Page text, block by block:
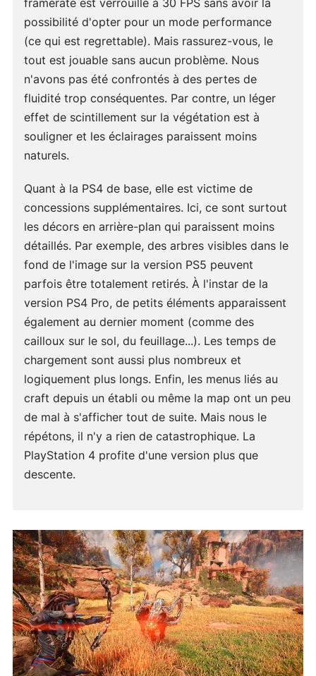
framerate est verrouillé à 30 FPS sans avoir la
possibilité d'opter pour un mode performance
(ce qui est regrettable). Mais rassurez-vous, le
tout est jouable sans aucun problème. Nous
n'avons pas été confrontés à des pertes de
fluidité trop conséquentes. Par contre, un léger
effet de scintillement sur la végétation est à
souligner et les éclairages paraissent moins
naturels.
Quant à la PS4 de base, elle est victime de
concessions supplémentaires. Ici, ce sont surtout
les décors en arrière-plan qui paraissent moins
détaillés. Par exemple, des arbres visibles dans le
fond de l'image sur la version PS5 peuvent
parfois être totalement retirés. À l'instar de la
version PS4 Pro, de petits éléments apparaissent
également au dernier moment (comme des
cailloux sur le sol, du feuillage...). Les temps de
chargement sont aussi plus nombreux et
logiquement plus longs. Enfin, les menus liés au
craft depuis un établi ou même la map ont un peu
de mal à s'afficher tout de suite. Mais nous le
répétons, il n'y a rien de catastrophique. La
PlayStation 4 profite d'une version plus que
descente.